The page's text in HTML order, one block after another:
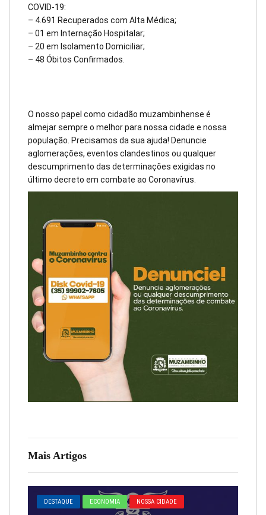
Mais Artigos
DESTAQUE ECONOMIA NOSSA CIDADE
COVID-19:
– 4.691 Recuperados com Alta Médica;
– 01 em Internação Hospitalar;
– 20 em Isolamento Domiciliar;
– 48 Óbitos Confirmados.
O nosso papel como cidadão muzambinhense é
almejar sempre o melhor para nossa cidade e nossa
população. Precisamos da sua ajuda! Denuncie
aglomerações, eventos clandestinos ou qualquer
descumprimento das determinações exigidas no
último decreto em combate ao Coronavírus.